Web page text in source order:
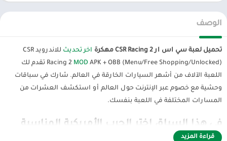
الوصف
تحميل لعبة سي اس ار CSR Racing 2 مهكرة اخر تحديث
للاندرويد CSR
Racing 2 MOD
APK + OBB (Menu/Free Shopping/Unlocked) تقدم لك
اللعبة الآلاف من أشهر السيارات الخارقة في العالم. شارك في سباقات
وحشية مع خصوم عبر الإنترنت حول العالم أو استكشف العشرات من
المسارات المختلفة في اللعبة بنفسك.
في هذا السباق اختر الحرب الأمريكية المناسبة
قراءة المزيد